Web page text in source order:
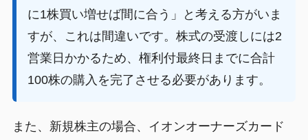
に1株買い増せば間に合う」と考える方がいま
すが、これは間違いです。株式の受渡しには2
営業日かかるため、権利付最終日までに合計
100株の購入を完了させる必要があります。
また、新規株主の場合、イオンオーナーズカード